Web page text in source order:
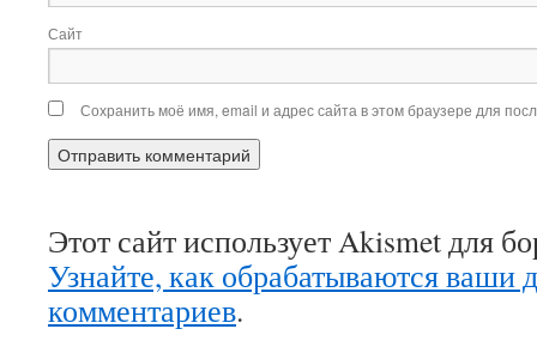
Сайт
Сохранить моё имя, email и адрес сайта в этом браузере для
Этот сайт использует Akismet для
Узнайте, как обрабатываются ваши
комментариев.